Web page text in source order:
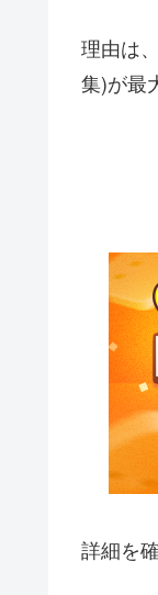
理由は
集)が最
詳細を